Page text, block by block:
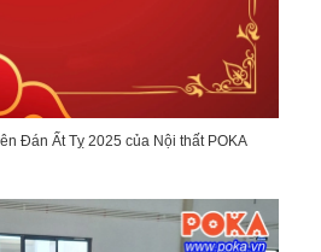
Đán Ất Tỵ 2025 của Nội thất POKA